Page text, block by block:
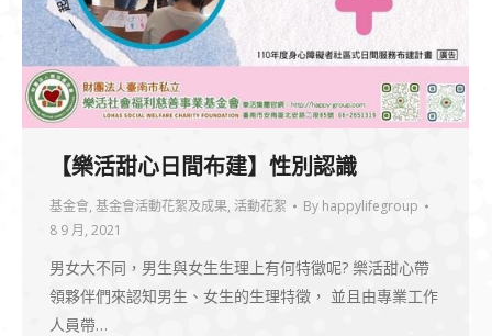
【樂活甜心日間布建】性別認識
基金會, 基金會活動花絮及成果, 活動花絮 By happylifegroup
8 9 月, 2021
男女大不同，男生與女生生理上有何特徵呢? 樂活甜心帶
領夥伴們來認知男生、女生的生理特徵， 並且由專業工作
人員帶…